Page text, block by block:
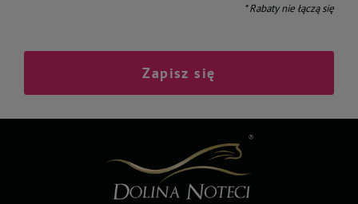
* Rabaty nie łączą się
Zapisz się